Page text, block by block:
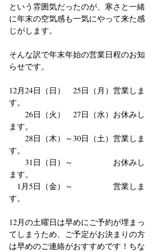
という雰囲気だったのが、寒さと一緒
に年末の空気感も一気にやって来た感
じがします。
そんな訳で年末年始の営業日程のお知
らせです。
12月24日（日）　25日（月）営業しま
す。
26日（火）　27日（水）お休みし
ます。
28日（木）～30日（土）営業しま
す。
31日（日）～　　　　　お休みし
ます。
1月5日（金）～　　　　　営業しま
す。
12月の土曜日は早めにご予約が埋まっ
てしまうため、ご予定がお決まりの方
は早めのご連絡がおすすめです！ちな